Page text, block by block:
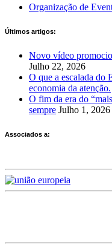
Organização de
Últimos artigos:
Novo vídeo
Julho 22, 2026
O que a escalada do
economia da atenção.
O fim da era do
sempre Julho 1, 2026
Associados a: